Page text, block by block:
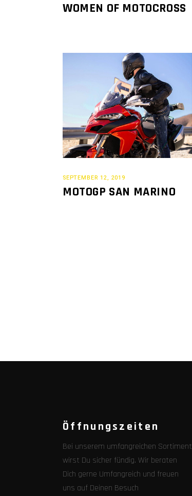
WOMEN OF MOTOCROSS
SEPTEMBER 12, 2019
MOTOGP SAN MARINO
Öffnungszeiten
Bei unserem umfangreichen Sortiment
wirst Du sicher fündig. Wir beraten
Dich gerne Umfangreich und freuen
uns auf Deinen Besuch